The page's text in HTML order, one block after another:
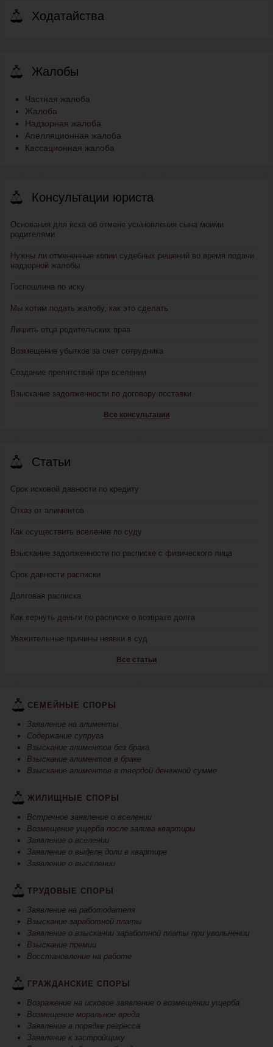
Ходатайства
Жалобы
Частная жалоба
Жалоба
Надзорная жалоба
Апелляционная жалоба
Кассационная жалоба
Консультации юриста
Основания для иска об отмене усыновления сына моими
родителями
Нужны ли отмененные копии судебных решений во время подачи
надзорной жалобы
Госпошлина по иску
Мы хотим подать жалобу, как это сделать
Лишить отца родительских прав
Возмещение убытков за счет сотрудника
Создание препятствий при вселении
Взыскание задолженности по договору поставки
Все консультации
Статьи
Срок исковой давности по кредиту
Отказ от алиментов
Как осуществить вселение по суду
Взыскание задолженности по расписке с физического лица
Срок давности расписки
Долговая расписка
Как вернуть деньги по расписке о возврате долга
Уважительные причины неявки в суд
Все статьи
СЕМЕЙНЫЕ СПОРЫ
Заявление на алименты
Содержание супруга
Взыскание алиментов без брака
Взыскание алиментов в браке
Взыскание алиментов в твердой денежной сумме
ЖИЛИЩНЫЕ СПОРЫ
Встречное заявление о вселении
Возмещение ущерба после залива квартиры
Заявление о вселении
Заявление о выделе доли в квартире
Заявление о выселении
ТРУДОВЫЕ СПОРЫ
Заявление на работодателя
Взыскание заработной платы
Заявление о взыскании заработной платы при увольнении
Взыскание премии
Восстановление на работе
ГРАЖДАНСКИЕ СПОРЫ
Возражение на исковое заявление о возмещении ущерба
Возмещение моральное вреда
Заявление в порядке регресса
Заявление к застройщику